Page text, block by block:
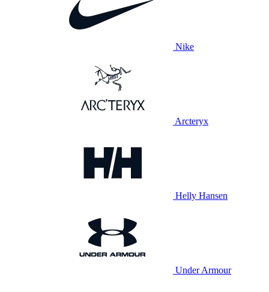
Nike
Arcteryx
Helly Hansen
Under Armour